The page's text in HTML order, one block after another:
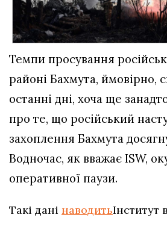
Темпи просування
районі Бахмута, ймовірно,
останні дні, хоча ще
про те, що російський
захоплення Бахмута
Водночас, як вважає ISW,
оперативної паузи.
Такі дані наводитьІнститут